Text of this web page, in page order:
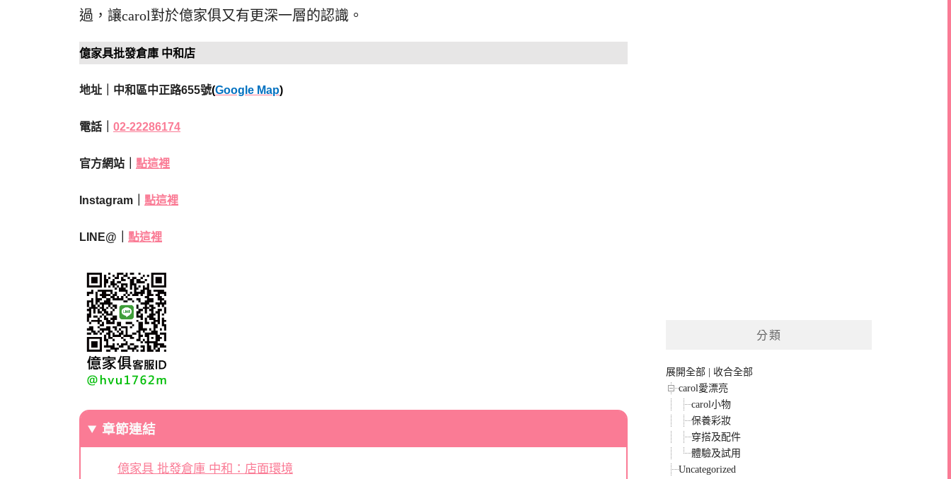
過，讓carol對於億家俱又有更深一層的認識。
億家具批發倉庫 中和店
地址｜中和區中正路655號(Google Map)
電話｜ 02-22286174
官方網站｜ 點這裡
Instagram｜ 點這裡
LINE@｜ 點這裡
章節連結
億家具 批發倉庫 中和：店面環境
分類
展開全部 | 收合全部
carol愛漂亮
carol小物
保養彩妝
穿搭及配件
體驗及試用
Uncategorized